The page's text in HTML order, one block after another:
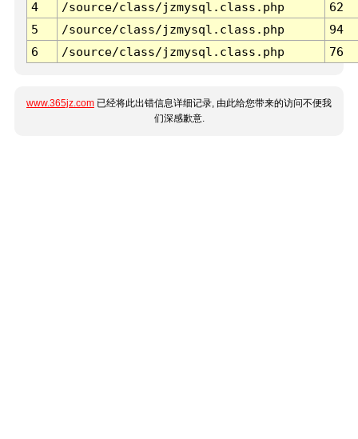
4
/source/class/jzmysql.class.php
62
5
/source/class/jzmysql.class.php
94
6
/source/class/jzmysql.class.php 76
www.365jz.com 已经将此出错信息详细记录, 由此给您带来的访问不便我
们深感歉意.